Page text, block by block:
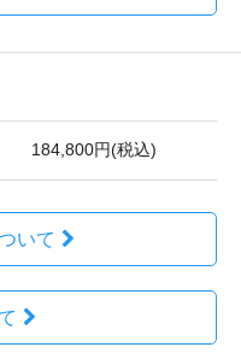
184,800円(税込)
いて